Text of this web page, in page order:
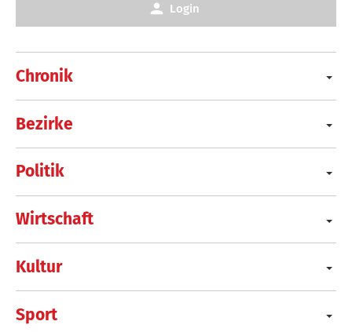
Chronik
Bezirke
Politik
Wirtschaft
Kultur
Sport
Login